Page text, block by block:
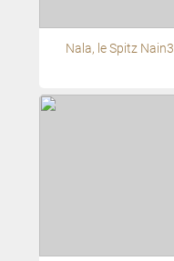
Nala, le Spitz Nain3